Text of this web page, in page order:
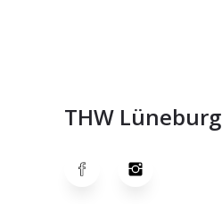
THW Lüneburg